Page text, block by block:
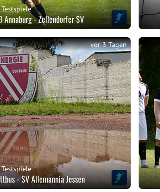
Testspiele
Annaburg - Zellendorfer SV
vor 3 Tagen
Testspiele
- SV Allemannia Jessen